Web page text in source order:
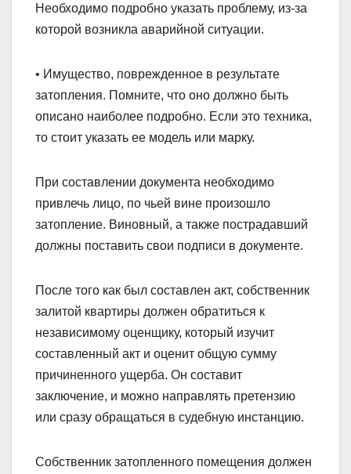
Необходимо подробно указать проблему, из-за
которой возникла аварийной ситуации.
• Имущество, поврежденное в результате
затопления. Помните, что оно должно быть
описано наиболее подробно. Если это техника,
то стоит указать ее модель или марку.
При составлении документа необходимо
привлечь лицо, по чьей вине произошло
затопление. Виновный, а также пострадавший
должны поставить свои подписи в документе.
После того как был составлен акт, собственник
залитой квартиры должен обратиться к
независимому оценщику, который изучит
составленный акт и оценит общую сумму
причиненного ущерба. Он составит
заключение, и можно направлять претензию
или сразу обращаться в судебную инстанцию.
Собственник затопленного помещения должен